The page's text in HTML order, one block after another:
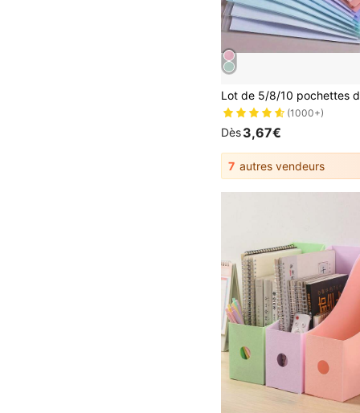
(1000+)
Dès3,67€
7 autres vendeurs